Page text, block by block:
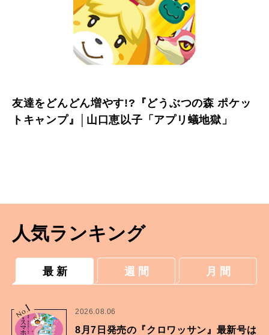
友達をどんどん増やす!?『どうぶつの森 ポケッ
トキャンプ』│山口恵以子「アプリ蟻地獄」
人気ランキング
最 新 週 間 月 間
No.
1 2026.08.06
8月7日発売の『クロワッサン』最新号は